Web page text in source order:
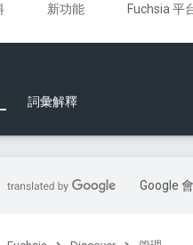
新功能
Fuchsia 平
詞彙解釋
Google